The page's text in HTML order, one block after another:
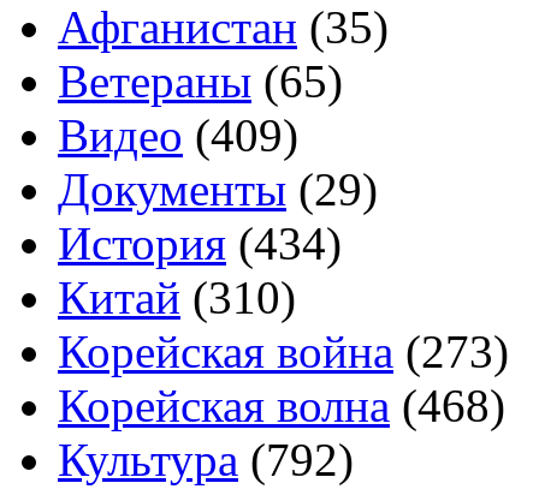
Афганистан (35)
Ветераны (65)
Видео (409)
Документы (29)
История (434)
Китай (310)
Корейская война (273)
Корейская волна (468)
Культура (792)